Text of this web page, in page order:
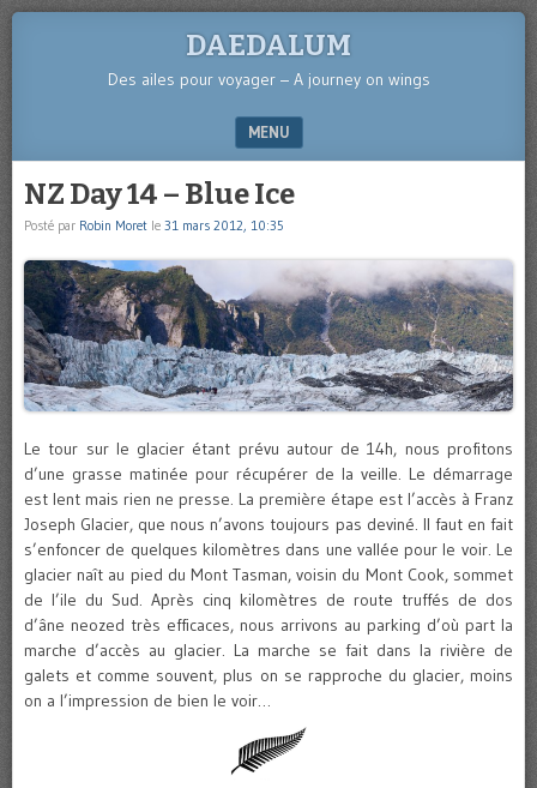
DAEDALUM
Des ailes pour voyager – A journey on wings
MENU
NZ Day 14 – Blue Ice
Posté par Robin Moret le 31 mars 2012, 10:35
Le tour sur le glacier étant prévu autour de 14h, nous profitons
d’une grasse matinée pour récupérer de la veille. Le démarrage
est lent mais rien ne presse. La première étape est l’accès à Franz
Joseph Glacier, que nous n’avons toujours pas deviné. Il faut en fait
s’enfoncer de quelques kilomètres dans une vallée pour le voir. Le
glacier naît au pied du Mont Tasman, voisin du Mont Cook, sommet
de l’ile du Sud. Après cinq kilomètres de route truffés de dos
d’âne neozed très efficaces, nous arrivons au parking d’où part la
marche d’accès au glacier. La marche se fait dans la rivière de
galets et comme souvent, plus on se rapproche du glacier, moins
on a l’impression de bien le voir…